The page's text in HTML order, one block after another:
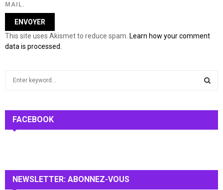
MAIL.
This site uses Akismet to reduce spam. Learn how your comment
data is processed.
:
FACEBOOK
NEWSLETTER: ABONNEZ-VOUS